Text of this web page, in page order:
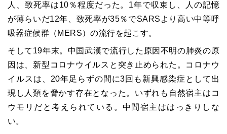
人、致死率は10 ％程度だった。 1年で収束し、人の記憶
が薄らいだ12年、致死率が35％でSARS より高い中等呼
吸器症候群（ MERS）の流行を起こす。
そして 19年末。中国武漢で流行した原因不明の肺炎の原
因は、新型コロナウイルスと突き止められた。コロナウ
イルスは、 20年足らずの間に3回も新興感染症として出
現し人類を脅かす存在となった。いずれも自然宿主はコ
ウモリだと考えられている。中間宿主ははっきりしな
い。